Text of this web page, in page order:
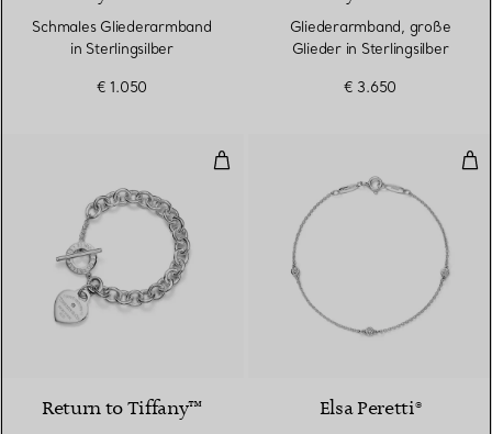
Schmales Gliederarmband
in Sterlingsilber
€ 1.050
Gliederarmband, große
Glieder in Sterlingsilber
€ 3.650
Armband mit Herzanhänger in
Return to Tiffany™ Elsa Peretti®